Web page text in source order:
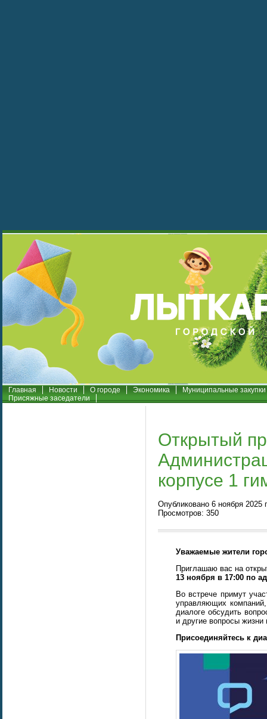
Главная Новости О городе Экономика
Муниципальные закупки
Присяжные заседатели
Открытый
корпусе 1
Опубликовано 6 ноября 2025
Просмотров: 350
Уважаемые жители
Приглашаю вас на
13 ноября в 17:00 по
Во встрече примут
управляющих
диалоге обсудить
и другие вопросы жизни
Присоединяйтесь к